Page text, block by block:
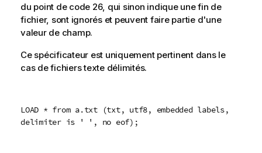
du point de code 26, qui sinon indique une fin de
fichier, sont ignorés et peuvent faire partie d'une
valeur de champ.
Ce spécificateur est uniquement pertinent dans le
cas de fichiers texte délimités.
LOAD * from a.txt (txt, utf8, embedded labels,
delimiter is ' ', no eof);